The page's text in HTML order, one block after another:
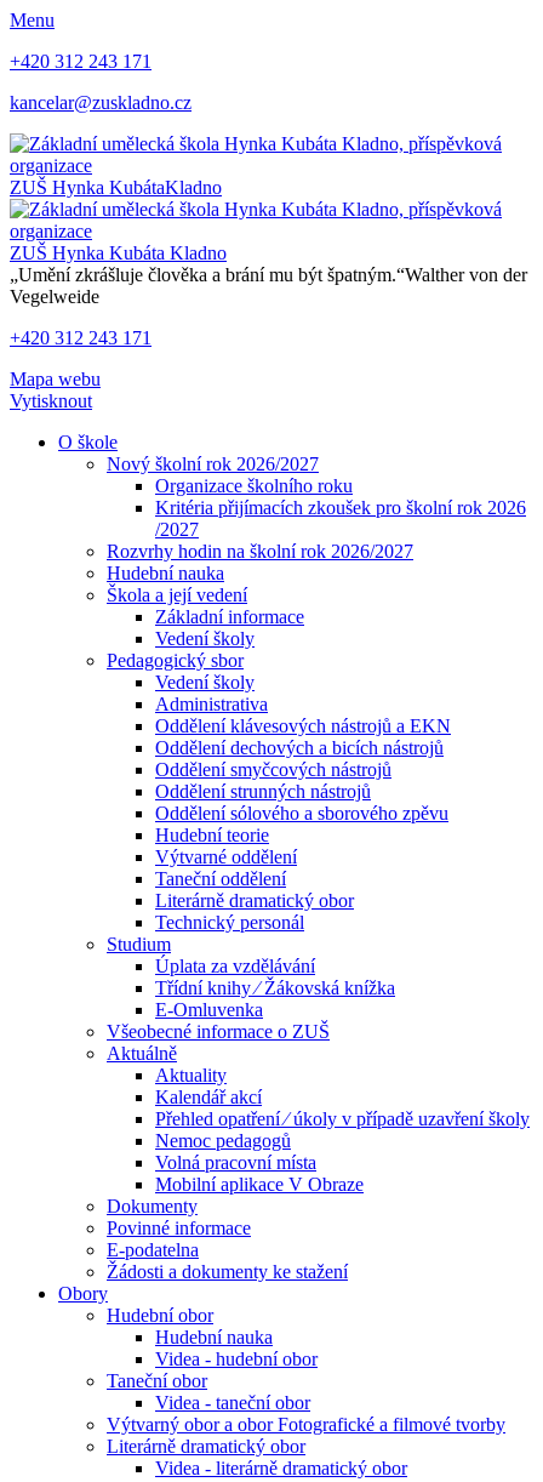
Menu
+420 312 243 171
kancelar@zuskladno.cz
ZUŠ Hynka KubátaKladno
ZUŠ Hynka Kubáta Kladno
„Umění zkrášluje člověka a brání mu být špatným.“Walther von der
Vegelweide
+420 312 243 171
Mapa webu
Vytisknout
O škole
Nový školní rok 2026/2027
Organizace školního roku
Kritéria přijímacích zkoušek pro školní rok 2026
/2027
Rozvrhy hodin na školní rok 2026/2027
Hudební nauka
Škola a její vedení
Základní informace
Vedení školy
Pedagogický sbor
Vedení školy
Administrativa
Oddělení klávesových nástrojů a EKN
Oddělení dechových a bicích nástrojů
Oddělení smyčcových nástrojů
Oddělení strunných nástrojů
Oddělení sólového a sborového zpěvu
Hudební teorie
Výtvarné oddělení
Taneční oddělení
Literárně dramatický obor
Technický personál
Studium
Úplata za vzdělávání
Třídní knihy ⁄ Žákovská knížka
E-Omluvenka
Všeobecné informace o ZUŠ
Aktuálně
Aktuality
Kalendář akcí
Přehled opatření ⁄ úkoly v případě uzavření školy
Nemoc pedagogů
Volná pracovní místa
Mobilní aplikace V Obraze
Dokumenty
Povinné informace
E-podatelna
Žádosti a dokumenty ke stažení
Obory
Hudební obor
Hudební nauka
Videa - hudební obor
Taneční obor
Videa - taneční obor
Výtvarný obor a obor Fotografické a filmové tvorby
Literárně dramatický obor
Videa - literárně dramatický obor